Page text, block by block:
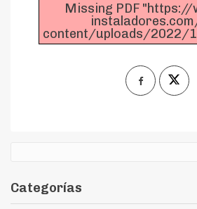
Missing PDF
content/uploads/2022/
Categorías